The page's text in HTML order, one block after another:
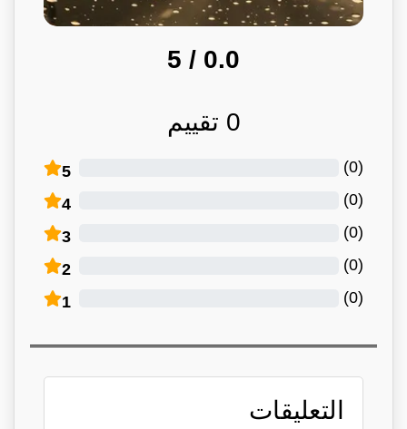
0.0
/ 5
0 تقييم
5 (
0
)
4 (
0
)
3 (
0
)
2 (
0
)
1 (
0
)
التعليقات